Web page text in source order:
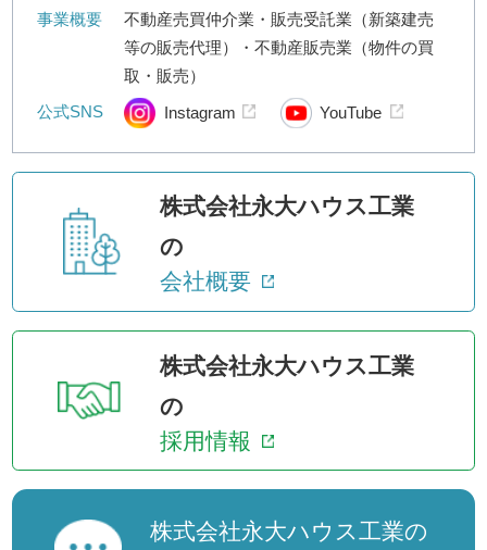
事業概要
不動産売買仲介業・販売受託業（新築建売
等の販売代理）・不動産販売業（物件の買
取・販売）
公式SNS
Instagram YouTube
株式会社永大ハウス工業
の
会社概要
株式会社永大ハウス工業
の
採用情報
株式会社永大ハウス工業の